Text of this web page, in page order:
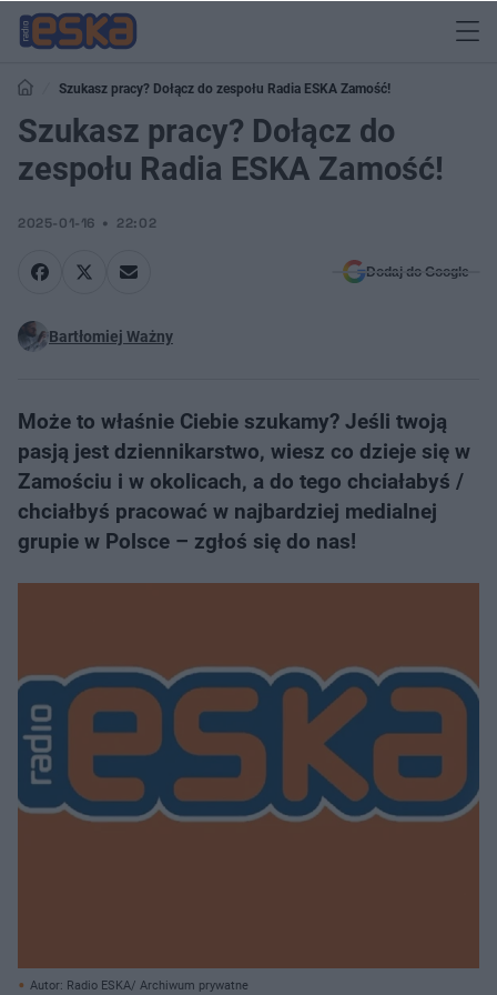
Szukasz pracy? Dołącz do zespołu Radia ESKA Zamość!
Szukasz pracy? Dołącz do
zespołu Radia ESKA Zamość!
2025-01-16 22:02
Dodaj do Google
Bartłomiej Ważny
Może to właśnie Ciebie szukamy? Jeśli twoją
pasją jest dziennikarstwo, wiesz co dzieje się w
Zamościu i w okolicach, a do tego chciałabyś /
chciałbyś pracować w najbardziej medialnej
grupie w Polsce – zgłoś się do nas!
Autor: Radio ESKA/ Archiwum prywatne